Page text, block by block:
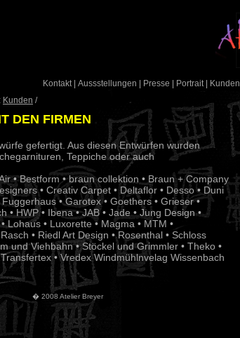
Kontakt| Aussstellungen Presse Portrait| Kunden
Kunden /
DEN FIRMEN
gefertigt. Aus diesen Entwürfen wurden
Teppiche oder auch
• Bestform • braun collektion • Braun + Company
• Creativ Carpet • Deltaflor • Desso • Duni
• Garotex • Goethers • Grieser •
• HWP • Ibena • JAB • Jade • Jung Design •
Lohaus • Luxorette • Magma • MTM •
• Riedl Art Design • Rosenthal • Schloss
und Viehbahn •Stöckel und Grimmler • Theko •
• Vredex Windmühlnvelag Wissenbach
� 2008 Atelier Breyer